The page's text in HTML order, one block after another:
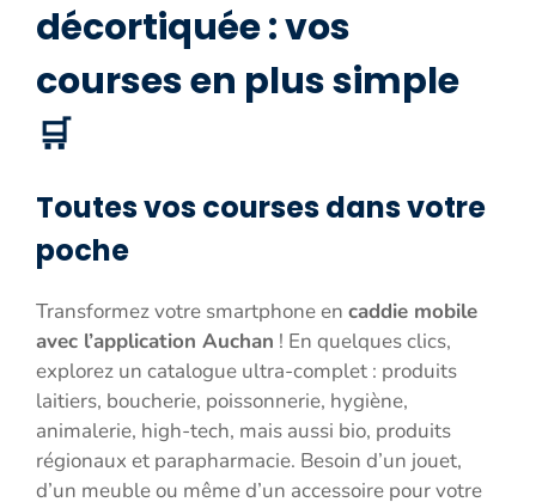
décortiquée : vos
courses en plus simple
🛒
Toutes vos courses dans votre
poche
Transformez votre smartphone en caddie mobile
avec l’application Auchan ! En quelques clics,
explorez un catalogue ultra-complet : produits
laitiers, boucherie, poissonnerie, hygiène,
animalerie, high-tech, mais aussi bio, produits
régionaux et parapharmacie. Besoin d’un jouet,
d’un meuble ou même d’un accessoire pour votre